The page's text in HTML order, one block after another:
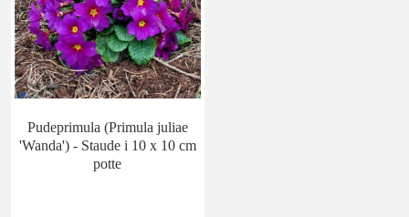
Pudeprimula (Primula juliae
'Wanda') - Staude i 10 x 10 cm
potte